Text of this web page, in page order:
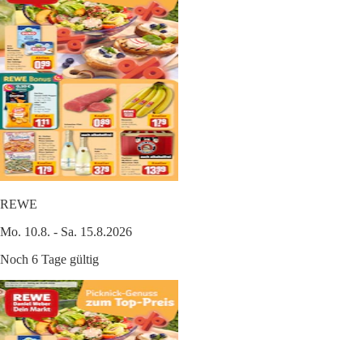
REWE
Mo. 10.8. - Sa. 15.8.2026
Noch 6 Tage gültig